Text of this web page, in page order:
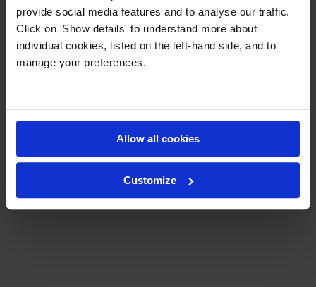
provide social media features and to analyse our traffic.
Click on 'Show details' to understand more about
individual cookies, listed on the left-hand side, and to
manage your preferences.
Allow all cookies
Customize